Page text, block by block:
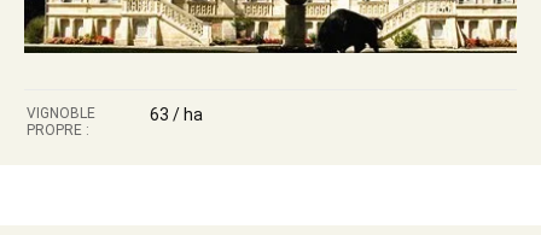
VIGNOBLE
PROPRE :
63 / ha